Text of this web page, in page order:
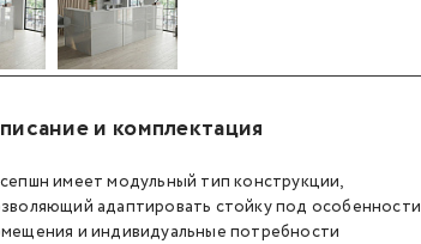
и комплектация
имеет модульный тип конструкции,
адаптировать стойку под особенности
и индивидуальные потребности